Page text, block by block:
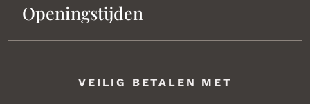
Openingstijden
VEILIG BETALEN MET